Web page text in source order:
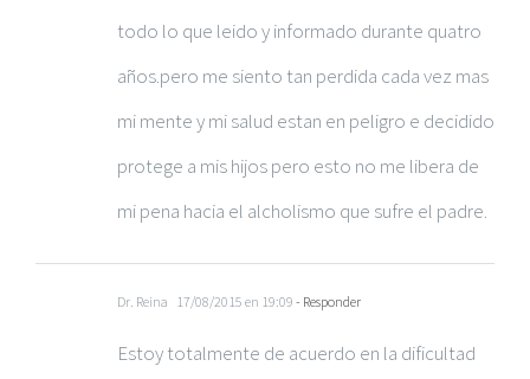
todo lo que leido y informado durante quatro
años.pero me siento tan perdida cada vez mas
mi mente y mi salud estan en peligro e decidido
protege a mis hijos pero esto no me libera de
mi pena hacia el alcholismo que sufre el padre.
Dr. Reina 17/08/2015 en 19:09 - Responder
Estoy totalmente de acuerdo en la dificultad